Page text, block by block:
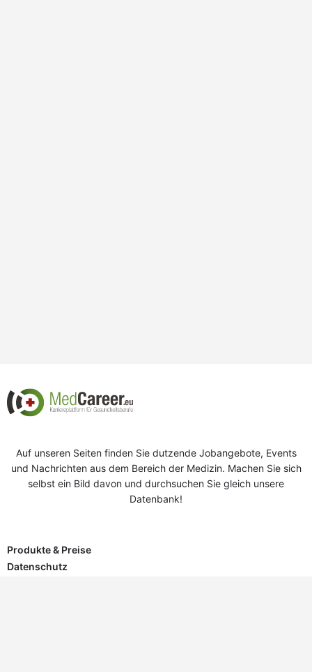
Auf unseren Seiten finden Sie dutzende Jobangebote, Events
und Nachrichten aus dem Bereich der Medizin. Machen Sie sich
selbst ein Bild davon und durchsuchen Sie gleich unsere
Datenbank!
Produkte & Preise
Datenschutz